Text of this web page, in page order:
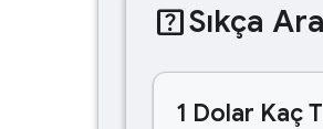
help_centerSıkça
1 Dolar Kaç